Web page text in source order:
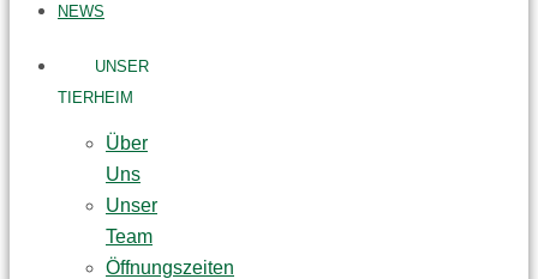
NEWS
UNSER
TIERHEIM
Über
Uns
Unser
Team
Öffnungszeiten